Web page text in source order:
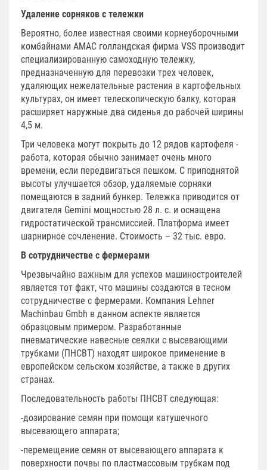
Удаление сорняков с тележки
Вероятно, более известная своими корнеуборочными
комбайнами AMAC голландская фирма VSS производит
специализированную самоходную тележку,
предназначенную для перевозки трех человек,
удаляющих нежелательные растения в картофельных
культурах, он имеет телескопическую балку, которая
расширяет наружные два сиденья до рабочей ширины
4,5 м.
Три человека могут покрыть до 12 рядов картофеля -
работа, которая обычно занимает очень много
времени, если передвигаться пешком. С приподнятой
высоты улучшается обзор, удаляемые сорняки
помещаются в задний бункер. Тележка приводится от
двигателя Gemini мощностью 28 л. с. и оснащена
гидростатической трансмиссией. Платформа имеет
шарнирное сочленение. Стоимость – 32 тыс. евро.
В сотрудничестве с фермерами
Чрезвычайно важным для успехов машиностроителей
является тот факт, что машины создаются в тесном
сотрудничестве с фермерами. Компания Lehner
Machinbau Gmbh в данном аспекте является
образцовым примером. Разработанные
пневматические навесные сеялки с высевающими
трубками (ПНСВТ) находят широкое применение в
европейском сельском хозяйстве, а также в других
странах.
Последовательность работы ПНСВТ следующая:
-дозирование семян при помощи катушечного
высевающего аппарата;
-перемещение семян от высевающего аппарата к
поверхности почвы по пластмассовым трубкам под